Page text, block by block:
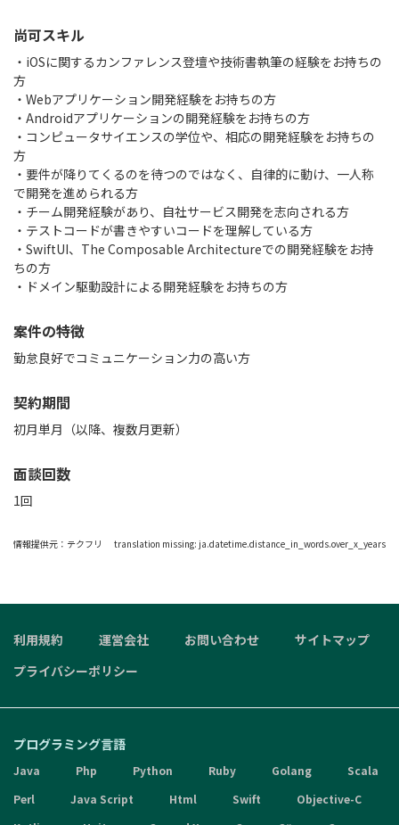
尚可スキル
・iOSに関するカンファレンス登壇や技術書執筆の経験をお持ちの
方
・Webアプリケーション開発経験をお持ちの方
・Androidアプリケーションの開発経験をお持ちの方
・コンピュータサイエンスの学位や、相応の開発経験をお持ちの
方
・要件が降りてくるのを待つのではなく、自律的に動け、一人称
で開発を進められる方
・チーム開発経験があり、自社サービス開発を志向される方
・テストコードが書きやすいコードを理解している方
・SwiftUI、The Composable Architectureでの開発経験をお持
ちの方
・ドメイン駆動設計による開発経験をお持ちの方
案件の特徴
勤怠良好でコミュニケーション力の高い方
契約期間
初月単月（以降、複数月更新）
面談回数
1回
情報提供元： テクフリ translation missing: ja.datetime.distance_in_words.over_x_years
利用規約 運営会社 お問い合わせ
サイトマップ
プライバシーポリシー
プログラミング言語
Java Php Python Ruby Golang
Scala
Perl
Java Script Html Swift
Objective-C